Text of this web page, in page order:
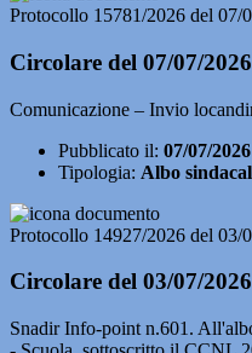
Protocollo 15781/2026 del 07/
Circolare del 07/07/2026
Comunicazione – Invio
Pubblicato il: 07/07/2026
Tipologia: Albo
Protocollo 14927/2026 del 03/
Circolare del 03/07/2026
Snadir Info-point n.601.